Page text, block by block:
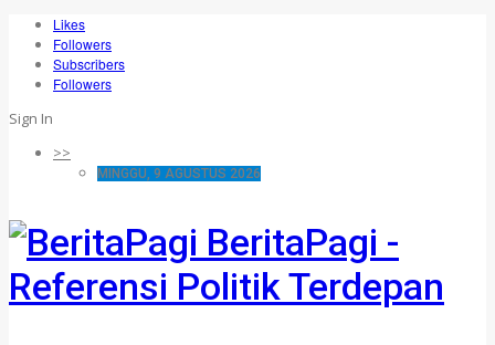
Likes
Followers
Subscribers
Followers
Sign In
>>
MINGGU, 9 AGUSTUS 2026
BeritaPagi -
Referensi Politik Terdepan